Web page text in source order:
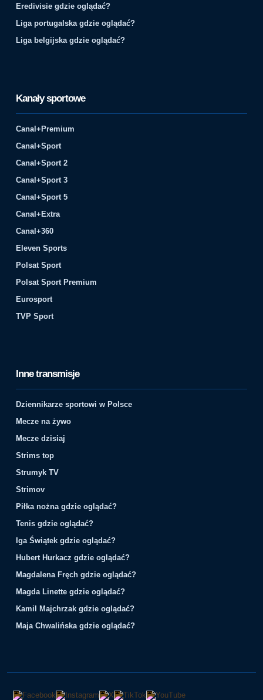
Eredivisie gdzie oglądać?
Liga portugalska gdzie oglądać?
Liga belgijska gdzie oglądać?
Kanały sportowe
Canal+Premium
Canal+Sport
Canal+Sport 2
Canal+Sport 3
Canal+Sport 5
Canal+Extra
Canal+360
Eleven Sports
Polsat Sport
Polsat Sport Premium
Eurosport
TVP Sport
Inne transmisje
Dziennikarze sportowi w Polsce
Mecze na żywo
Mecze dzisiaj
Strims top
Strumyk TV
Strimov
Piłka nożna gdzie oglądać?
Tenis gdzie oglądać?
Iga Świątek gdzie oglądać?
Hubert Hurkacz gdzie oglądać?
Magdalena Fręch gdzie oglądać?
Magda Linette gdzie oglądać?
Kamil Majchrzak gdzie oglądać?
Maja Chwalińska gdzie oglądać?